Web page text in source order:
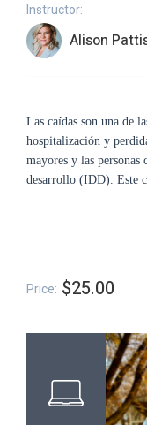
Instructor:
Alison
Las caídas son una de
hospitalización y
mayores y las personas
desarrollo (IDD). Este
factores de riesgo de
contribuyen al riesgo
problemas de visión,
crónicas y las
envejecimiento y las
capacitación, los
profunda de como
consecuencias que
prevención proactivas
Price: $25.00